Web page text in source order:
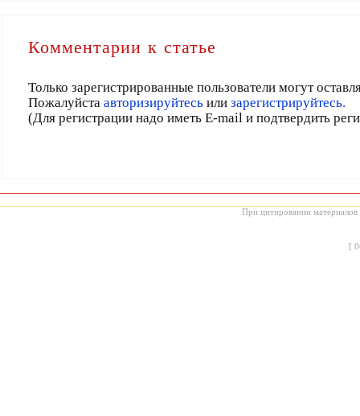
Комментарии к статье
Только зарегистрированные пользователи могут
Пожалуйста авторизируйтесьили зарегистрируйтесь.
(Для регистрации надо иметь E-mail и подтвердить
При цитировании материалов
[